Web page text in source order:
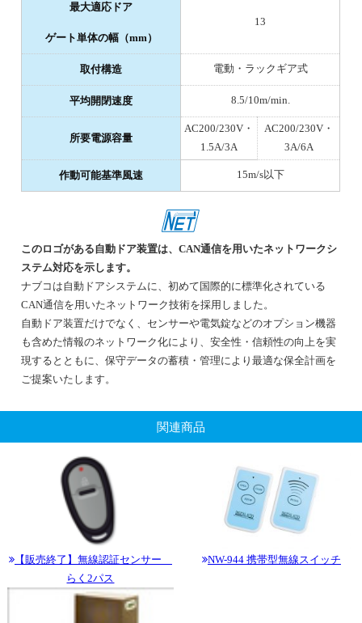
最大適応ドア
ゲート単体の幅（mm）
13
取付構造 電動・ラックギア式
平均開閉速度 8.5/10m/min.
所要電源容量
AC200/230V・
1.5A/3A
AC200/230V・
3A/6A
作動可能基準風速 15m/s以下
このロゴがある自動ドア装置は、CAN通信を用いたネットワークシ
ステム対応を示します。
ナブコは自動ドアシステムに、初めて国際的に標準化されている
CAN通信を用いたネットワーク技術を採用しました。
自動ドア装置だけでなく、センサーや電気錠などのオプション機器
も含めた情報のネットワーク化により、安全性・信頼性の向上を実
現するとともに、保守データの蓄積・管理により最適な保全計画を
ご提案いたします。
関連商品
【販売終了】無線認証センサー
らく2パス
NW-944 携帯型無線スイッチ